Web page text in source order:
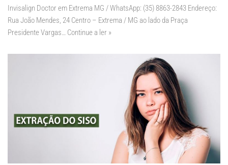
Invisalign Doctor em Extrema MG / WhatsApp: (35) 8863-2843 Endereço:
Rua João Mendes, 24 Centro – Extrema / MG ao lado da Praça
Presidente Vargas… Continue a ler »